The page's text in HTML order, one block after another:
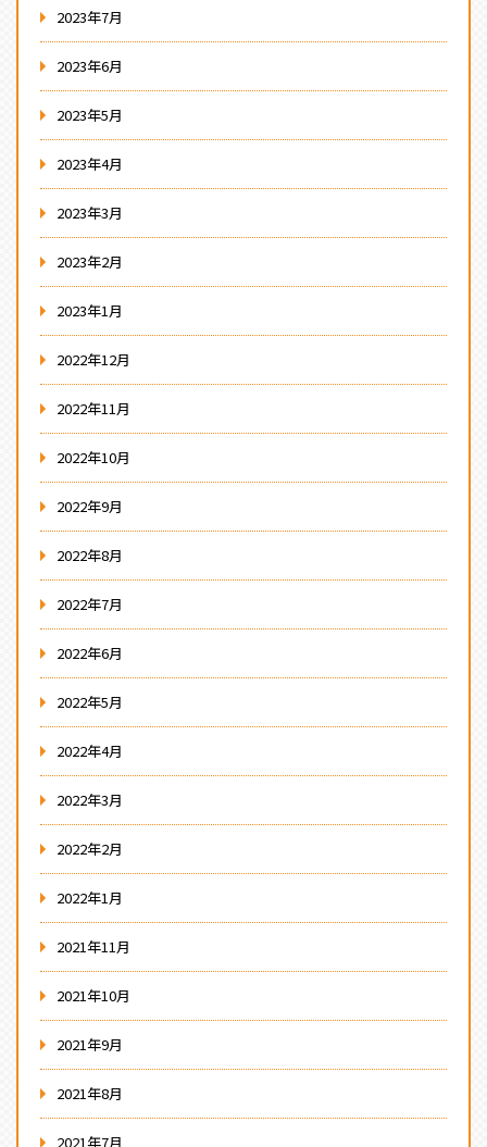
2023年7月
2023年6月
2023年5月
2023年4月
2023年3月
2023年2月
2023年1月
2022年12月
2022年11月
2022年10月
2022年9月
2022年8月
2022年7月
2022年6月
2022年5月
2022年4月
2022年3月
2022年2月
2022年1月
2021年11月
2021年10月
2021年9月
2021年8月
2021年7月